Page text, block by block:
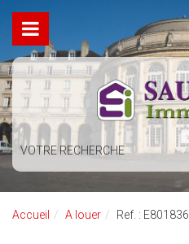
VOTRE RECHERCHE
Accueil A louer Ref. : E801836